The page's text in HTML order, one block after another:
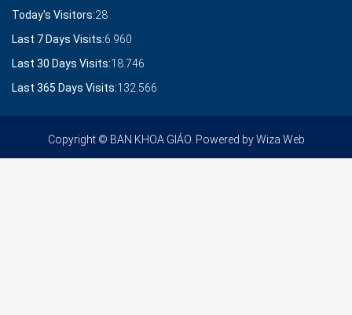
Today's Visitors:28
Last 7 Days Visits:6.960
Last 30 Days Visits:18.746
Last 365 Days Visits:132.566
Copyright © BAN KHOA GIÁO. Powered byWiza Web